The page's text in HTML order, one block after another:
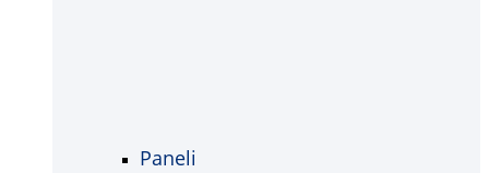
Paneli